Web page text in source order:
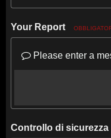
Your Report
Please enter a
Controllo di sicurezza